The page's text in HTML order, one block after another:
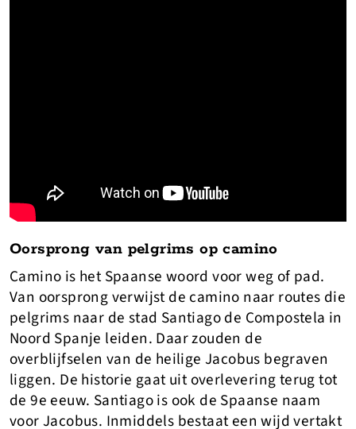
Oorsprong van pelgrims op camino
Camino is het Spaanse woord voor weg of pad.
Van oorsprong verwijst de camino naar routes die
pelgrims naar de stad Santiago de Compostela in
Noord Spanje leiden. Daar zouden de
overblijfselen van de heilige Jacobus begraven
liggen. De historie gaat uit overlevering terug tot
de 9e eeuw. Santiago is ook de Spaanse naam
voor Jacobus. Inmiddels bestaat een wijd vertakt